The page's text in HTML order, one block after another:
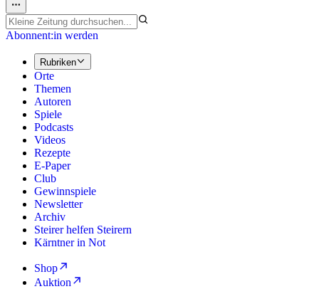
Abonnent:in werden
Rubriken
Orte
Themen
Autoren
Spiele
Podcasts
Videos
Rezepte
E-Paper
Club
Gewinnspiele
Newsletter
Archiv
Steirer helfen Steirern
Kärntner in Not
Shop
Auktion